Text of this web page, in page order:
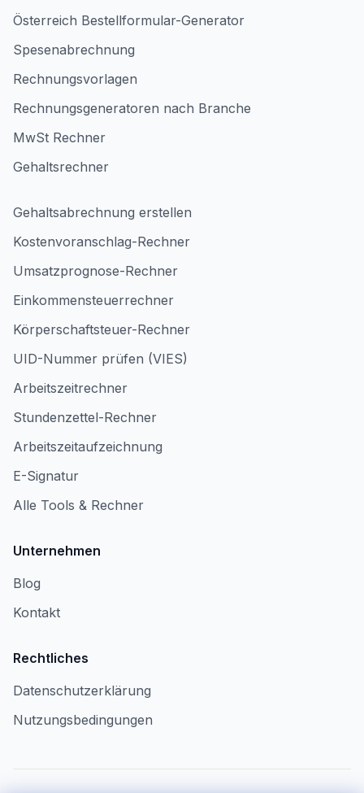
Österreich Bestellformular-Generator
Spesenabrechnung
Rechnungsvorlagen
Rechnungsgeneratoren nach Branche
MwSt Rechner
Gehaltsrechner
Gehaltsabrechnung erstellen
Kostenvoranschlag-Rechner
Umsatzprognose-Rechner
Einkommensteuerrechner
Körperschaftsteuer-Rechner
UID-Nummer prüfen (VIES)
Arbeitszeitrechner
Stundenzettel-Rechner
Arbeitszeitaufzeichnung
E-Signatur
Alle Tools & Rechner
Unternehmen
Blog
Kontakt
Rechtliches
Datenschutzerklärung
Nutzungsbedingungen